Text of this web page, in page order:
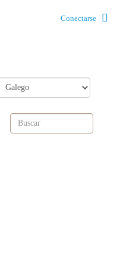
Conectarse